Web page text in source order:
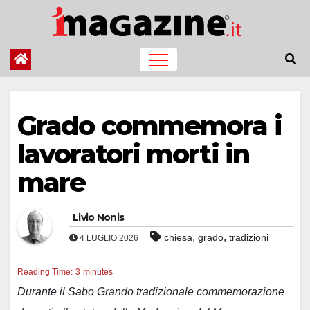
contenuto
Grado commemora i
lavoratori morti in
mare
Livio Nonis
4 LUGLIO 2026 chiesa, grado, tradizioni
Reading Time: 3 minutes
Durante il Sabo Grando tradizionale commemorazione